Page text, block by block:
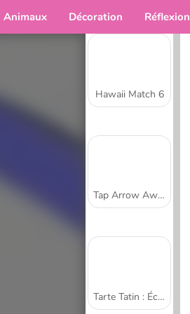
Animaux Décoration Réflexion
Hawaii Match 6
Tap Arrow Away
Tarte Tatin : École de cuisine de Sara